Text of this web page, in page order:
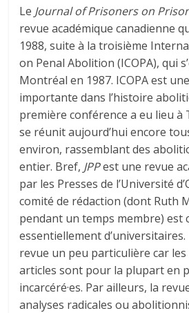
Le Journal of Prisoners on
revue académique canadienne
1988, suite à la troisième
on Penal Abolition (ICOPA), qui
Montréal en 1987. ICOPA est
importante dans l’histoire
première conférence a eu lieu
se réunit aujourd’hui encore
environ, rassemblant des
entier. Bref, JPPest une revue
par les Presses de l’Université
comité de rédaction (dont Ruth
pendant un temps membre) est
essentiellement d’universitaires.
revue un peu particulière car les
articles sont pour la plupart en
incarcéré·es. Par ailleurs, la
analyses radicales ou